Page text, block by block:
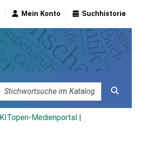
Mein Konto Suchhistorie
KITopen-Medienportal